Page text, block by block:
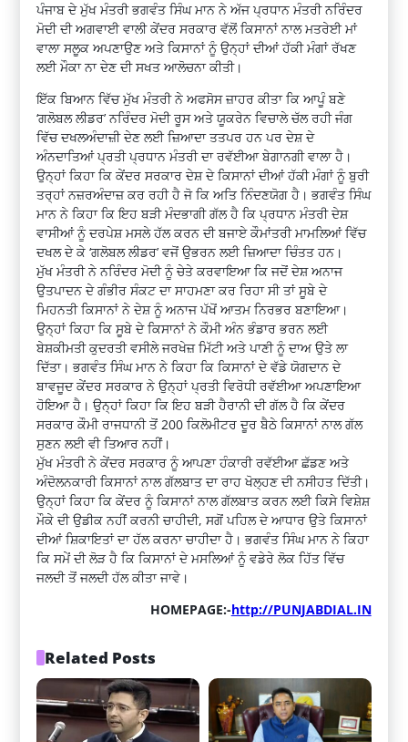
ਪੰਜਾਬ ਦੇ ਮੁੱਖ ਮੰਤਰੀ ਭਗਵੰਤ ਸਿੰਘ ਮਾਨ ਨੇ ਅੱਜ ਪ੍ਰਧਾਨ ਮੰਤਰੀ ਨਰਿੰਦਰ
ਮੋਦੀ ਦੀ ਅਗਵਾਈ ਵਾਲੀ ਕੇਂਦਰ ਸਰਕਾਰ ਵੱਲੋਂ ਕਿਸਾਨਾਂ ਨਾਲ ਮਤਰੇਈ ਮਾਂ
ਵਾਲਾ ਸਲੂਕ ਅਪਣਾਉਣ ਅਤੇ ਕਿਸਾਨਾਂ ਨੂੰ ਉਨ੍ਹਾਂ ਦੀਆਂ ਹੱਕੀ ਮੰਗਾਂ ਰੱਖਣ
ਲਈ ਮੌਕਾ ਨਾ ਦੇਣ ਦੀ ਸਖਤ ਆਲੋਚਨਾ ਕੀਤੀ।
ਇੱਕ ਬਿਆਨ ਵਿੱਚ ਮੁੱਖ ਮੰਤਰੀ ਨੇ ਅਫਸੋਸ ਜ਼ਾਹਰ ਕੀਤਾ ਕਿ ਆਪੂੰ ਬਣੇ
‘ਗਲੋਬਲ ਲੀਡਰ’ ਨਰਿੰਦਰ ਮੋਦੀ ਰੂਸ ਅਤੇ ਯੂਕਰੇਨ ਵਿਚਾਲੇ ਚੱਲ ਰਹੀ ਜੰਗ
ਵਿੱਚ ਦਖਲਅੰਦਾਜ਼ੀ ਦੇਣ ਲਈ ਜ਼ਿਆਦਾ ਤਤਪਰ ਹਨ ਪਰ ਦੇਸ਼ ਦੇ
ਅੰਨਦਾਤਿਆਂ ਪ੍ਰਤੀ ਪ੍ਰਧਾਨ ਮੰਤਰੀ ਦਾ ਰਵੱਈਆ ਬੇਗਾਨਗੀ ਵਾਲਾ ਹੈ।
ਉਨ੍ਹਾਂ ਕਿਹਾ ਕਿ ਕੇਂਦਰ ਸਰਕਾਰ ਦੇਸ਼ ਦੇ ਕਿਸਾਨਾਂ ਦੀਆਂ ਹੱਕੀ ਮੰਗਾਂ ਨੂੰ ਬੁਰੀ
ਤਰ੍ਹਾਂ ਨਜ਼ਰਅੰਦਾਜ਼ ਕਰ ਰਹੀ ਹੈ ਜੋ ਕਿ ਅਤਿ ਨਿੰਦਣਯੋਗ ਹੈ। ਭਗਵੰਤ ਸਿੰਘ
ਮਾਨ ਨੇ ਕਿਹਾ ਕਿ ਇਹ ਬੜੀ ਮੰਦਭਾਗੀ ਗੱਲ ਹੈ ਕਿ ਪ੍ਰਧਾਨ ਮੰਤਰੀ ਦੇਸ਼
ਵਾਸੀਆਂ ਨੂੰ ਦਰਪੇਸ਼ ਮਸਲੇ ਹੱਲ ਕਰਨ ਦੀ ਬਜਾਏ ਕੌਮਾਂਤਰੀ ਮਾਮਲਿਆਂ ਵਿੱਚ
ਦਖਲ ਦੇ ਕੇ ‘ਗਲੋਬਲ ਲੀਡਰ’ ਵਜੋਂ ਉਭਰਨ ਲਈ ਜ਼ਿਆਦਾ ਚਿੰਤਤ ਹਨ।
ਮੁੱਖ ਮੰਤਰੀ ਨੇ ਨਰਿੰਦਰ ਮੋਦੀ ਨੂੰ ਚੇਤੇ ਕਰਵਾਇਆ ਕਿ ਜਦੋਂ ਦੇਸ਼ ਅਨਾਜ
ਉਤਪਾਦਨ ਦੇ ਗੰਭੀਰ ਸੰਕਟ ਦਾ ਸਾਹਮਣਾ ਕਰ ਰਿਹਾ ਸੀ ਤਾਂ ਸੂਬੇ ਦੇ
ਮਿਹਨਤੀ ਕਿਸਾਨਾਂ ਨੇ ਦੇਸ਼ ਨੂੰ ਅਨਾਜ ਪੱਖੋਂ ਆਤਮ ਨਿਰਭਰ ਬਣਾਇਆ।
ਉਨ੍ਹਾਂ ਕਿਹਾ ਕਿ ਸੂਬੇ ਦੇ ਕਿਸਾਨਾਂ ਨੇ ਕੌਮੀ ਅੰਨ ਭੰਡਾਰ ਭਰਨ ਲਈ
ਬੇਸ਼ਕੀਮਤੀ ਕੁਦਰਤੀ ਵਸੀਲੇ ਜਰਖੇਜ਼ ਮਿੱਟੀ ਅਤੇ ਪਾਣੀ ਨੂੰ ਦਾਅ ਉਤੇ ਲਾ
ਦਿੱਤਾ। ਭਗਵੰਤ ਸਿੰਘ ਮਾਨ ਨੇ ਕਿਹਾ ਕਿ ਕਿਸਾਨਾਂ ਦੇ ਵੱਡੇ ਯੋਗਦਾਨ ਦੇ
ਬਾਵਜੂਦ ਕੇਂਦਰ ਸਰਕਾਰ ਨੇ ਉਨ੍ਹਾਂ ਪ੍ਰਤੀ ਵਿਰੋਧੀ ਰਵੱਈਆ ਅਪਣਾਇਆ
ਹੋਇਆ ਹੈ। ਉਨ੍ਹਾਂ ਕਿਹਾ ਕਿ ਇਹ ਬੜੀ ਹੈਰਾਨੀ ਦੀ ਗੱਲ ਹੈ ਕਿ ਕੇਂਦਰ
ਸਰਕਾਰ ਕੌਮੀ ਰਾਜਧਾਨੀ ਤੋਂ 200 ਕਿਲੋਮੀਟਰ ਦੂਰ ਬੈਠੇ ਕਿਸਾਨਾਂ ਨਾਲ ਗੱਲ
ਸੁਣਨ ਲਈ ਵੀ ਤਿਆਰ ਨਹੀਂ।
ਮੁੱਖ ਮੰਤਰੀ ਨੇ ਕੇਂਦਰ ਸਰਕਾਰ ਨੂੰ ਆਪਣਾ ਹੰਕਾਰੀ ਰਵੱਈਆ ਛੱਡਣ ਅਤੇ
ਅੰਦੋਲਨਕਾਰੀ ਕਿਸਾਨਾਂ ਨਾਲ ਗੱਲਬਾਤ ਦਾ ਰਾਹ ਖੋਲ੍ਹਣ ਦੀ ਨਸੀਹਤ ਦਿੱਤੀ।
ਉਨ੍ਹਾਂ ਕਿਹਾ ਕਿ ਕੇਂਦਰ ਨੂੰ ਕਿਸਾਨਾਂ ਨਾਲ ਗੱਲਬਾਤ ਕਰਨ ਲਈ ਕਿਸੇ ਵਿਸ਼ੇਸ਼
ਮੌਕੇ ਦੀ ਉਡੀਕ ਨਹੀਂ ਕਰਨੀ ਚਾਹੀਦੀ, ਸਗੋਂ ਪਹਿਲ ਦੇ ਆਧਾਰ ਉਤੇ ਕਿਸਾਨਾਂ
ਦੀਆਂ ਸ਼ਿਕਾਇਤਾਂ ਦਾ ਹੱਲ ਕਰਨਾ ਚਾਹੀਦਾ ਹੈ। ਭਗਵੰਤ ਸਿੰਘ ਮਾਨ ਨੇ ਕਿਹਾ
ਕਿ ਸਮੇਂ ਦੀ ਲੋੜ ਹੈ ਕਿ ਕਿਸਾਨਾਂ ਦੇ ਮਸਲਿਆਂ ਨੂੰ ਵਡੇਰੇ ਲੋਕ ਹਿੱਤ ਵਿੱਚ
ਜਲਦੀ ਤੋਂ ਜਲਦੀ ਹੱਲ ਕੀਤਾ ਜਾਵੇ।
HOMEPAGE:-http://PUNJABDIAL.IN
Related Posts